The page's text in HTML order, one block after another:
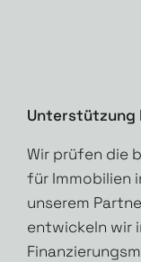
Unterstützung
Wir prüfen die
für Immobilien
unserem
entwickeln wir